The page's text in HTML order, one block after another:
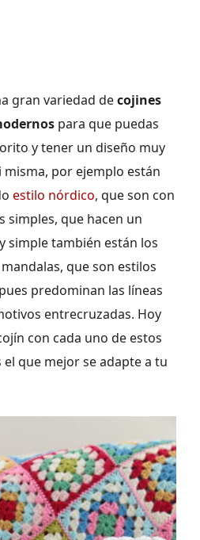
gran variedad decojines
para que puedas
y tener un diseño muy
por ejemplo están
estilo nórdico, que son con
simples, que hacen un
simple también están los
que son estilos
predominan las líneas
entrecruzadas. Hoy
con cada uno de estos
que mejor se adapte a tu